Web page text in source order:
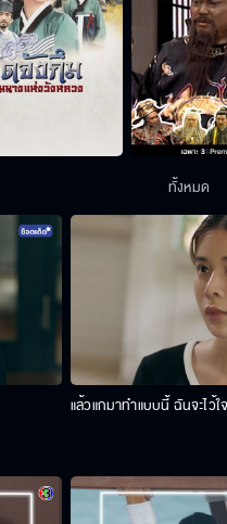
แล้วแกมาทำแบบนี้ ฉันจะไว้ใ
ทั้งหมด